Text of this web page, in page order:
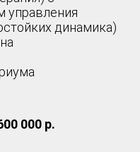
управления
динамика)
000 р.